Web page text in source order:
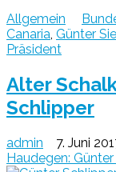
Allgemein
Canaria, Günter
Präsident
Alter
Schlipper
admin 7. Juni
Haudegen: